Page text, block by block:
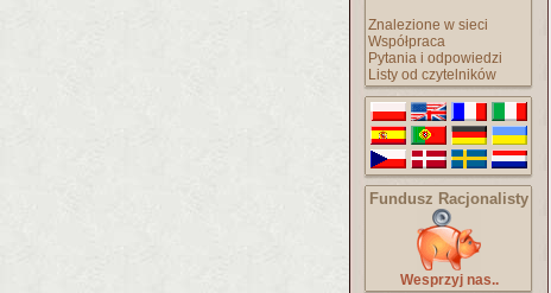
Znalezione w sieci
Współpraca
Pytania i odpowiedzi
Listy od czytelników
Fundusz Racjonalisty
Wesprzyj nas..